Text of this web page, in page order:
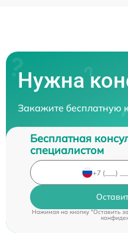
Нужна
Закажите бесплатную
Бесплатная
специалистом
Нажимая на кнопку "Оставить